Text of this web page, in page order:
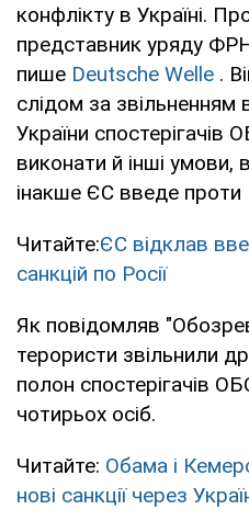
конфлікту в Україні.
представник уряду
пише Deutsche Welle .
слідом за звільненням
України
виконати й інші
інакше ЄС введе проти
Читайте:ЄС відклав
санкцій по Росії
Як повідомляв
терористи звільнили
полон спостерігачів
чотирьох осіб.
Читайте: Обама і
нові санкції через